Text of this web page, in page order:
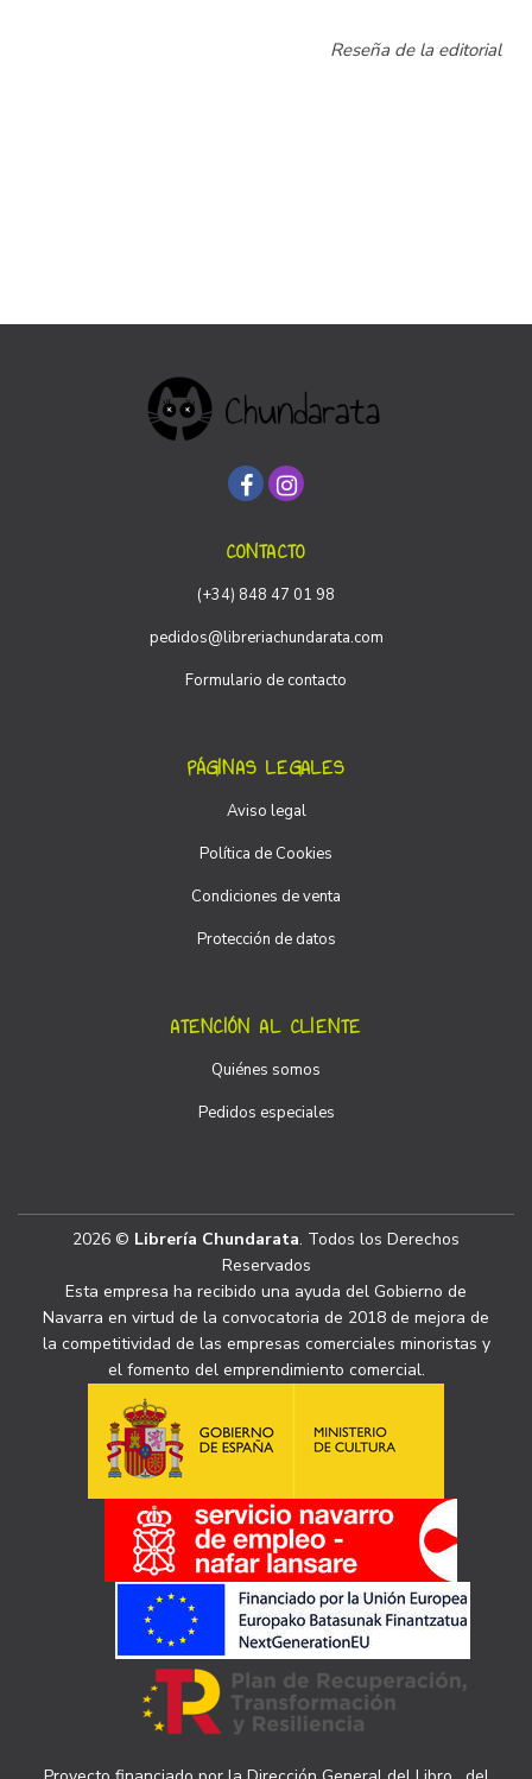
Reseña de la editorial
CONTACTO
(+34) 848 47 01 98
pedidos@libreriachundarata.com
Formulario de contacto
PÁGINAS LEGALES
Aviso legal
Política de Cookies
Condiciones de venta
Protección de datos
ATENCIÓN AL CLIENTE
Quiénes somos
Pedidos especiales
2026 © Librería Chundarata. Todos los Derechos
Reservados
Esta empresa ha recibido una ayuda del Gobierno de
Navarra en virtud de la convocatoria de 2018 de mejora de
la competitividad de las empresas comerciales minoristas y
el fomento del emprendimiento comercial.